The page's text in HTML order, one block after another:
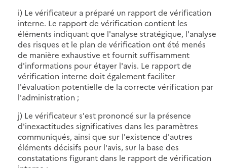
i) Le vérificateur a préparé un rapport de vérification
interne. Le rapport de vérification contient les
éléments indiquant que l'analyse stratégique, l'analyse
des risques et le plan de vérification ont été menés
de manière exhaustive et fournit suffisamment
d'informations pour étayer l'avis. Le rapport de
vérification interne doit également faciliter
l'évaluation potentielle de la correcte vérification par
l'administration ;
j) Le vérificateur s'est prononcé sur la présence
d'inexactitudes significatives dans les paramètres
communiqués, ainsi que sur l'existence d'autres
éléments décisifs pour l'avis, sur la base des
constatations figurant dans le rapport de vérification